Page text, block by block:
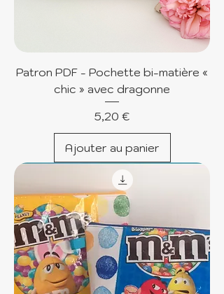
Patron PDF - Pochette bi-matière «
chic » avec dragonne
Prix
5,20 €
Ajouter au panier